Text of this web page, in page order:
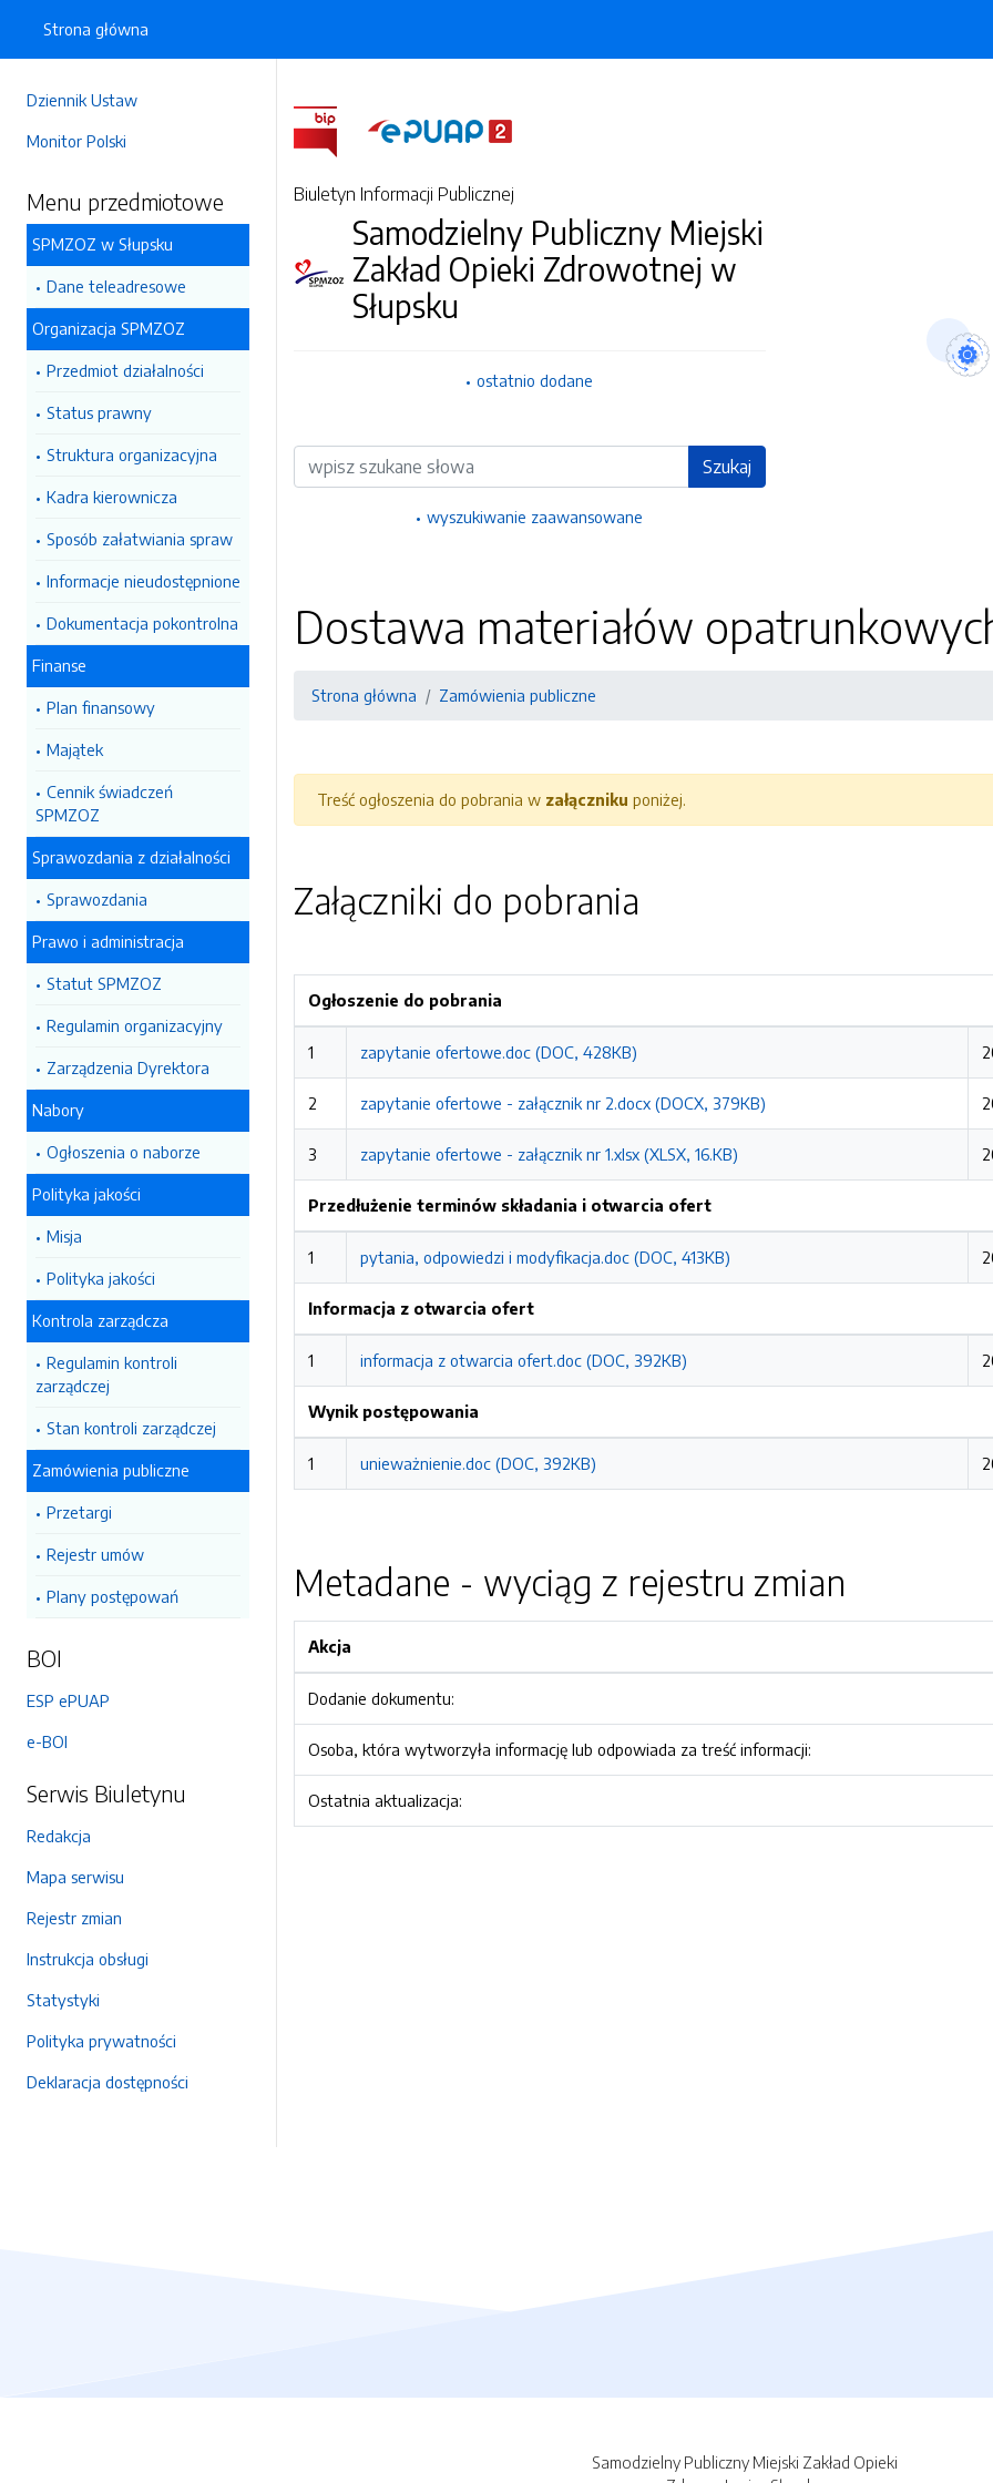
Dziennik Ustaw
Monitor Polski
Menu przedmiotowe
SPMZOZ w Słupsku
Dane teleadresowe
Organizacja SPMZOZ
Przedmiot działalności
Status prawny
Struktura organizacyjna
Kadra kierownicza
Sposób załatwiania spraw
Informacje nieudostępnione
Dokumentacja pokontrolna
Finanse
Plan finansowy
Majątek
Cennik świadczeń
SPMZOZ
Sprawozdania z działalności
Sprawozdania
Prawo i administracja
Statut SPMZOZ
Regulamin organizacyjny
Zarządzenia Dyrektora
Nabory
Ogłoszenia o naborze
Polityka jakości
Misja
Polityka jakości
Kontrola zarządcza
Regulamin kontroli
zarządczej
Stan kontroli zarządczej
Zamówienia publiczne
Przetargi
Rejestr umów
Plany postępowań
BOI
ESP ePUAP
e-BOI
Serwis Biuletynu
Redakcja
Mapa serwisu
Rejestr zmian
Instrukcja obsługi
Statystyki
Polityka prywatności
Deklaracja dostępności
Strona główna
Biuletyn Informacji Publicznej
Samodzielny Publiczny Miejski
Zakład Opieki Zdrowotnej w
Słupsku
ostatnio dodane
Wyszukiwarka Szukaj
wyszukiwanie zaawansowane
Dostawa materiałów
Strona główna Zamówienia publiczne
Treść ogłoszenia do pobrania w załączniku poniżej.
Załączniki do pobrania
Ogłoszenie do pobrania
1 zapytanie ofertowe.doc (DOC, 428KB)
2 zapytanie ofertowe - załącznik nr 2.docx (DOCX, 379KB)
3 zapytanie ofertowe - załącznik nr 1.xlsx (XLSX, 16.KB)
Przedłużenie terminów składania i otwarcia ofert
1 pytania, odpowiedzi i modyfikacja.doc (DOC, 413KB)
Informacja z otwarcia ofert
1 informacja z otwarcia ofert.doc (DOC, 392KB)
Wynik postępowania
1 unieważnienie.doc (DOC, 392KB)
Metadane - wyciąg z rejestru zmian
Akcja
Dodanie dokumentu:
Osoba, która wytworzyła informację lub odpowiada za treść informacji:
Ostatnia aktualizacja:
Samodzielny Publiczny Miejski Zakład Opieki